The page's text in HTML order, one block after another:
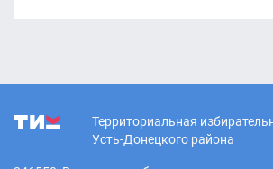
Территориальная
Усть-Донецкого района